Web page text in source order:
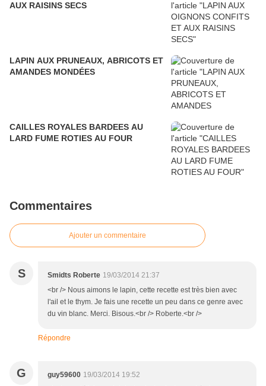
AUX RAISINS SECS
LAPIN AUX PRUNEAUX, ABRICOTS ET
AMANDES MONDÉES
CAILLES ROYALES BARDEES AU
LARD FUME ROTIES AU FOUR
Commentaires
Ajouter un commentaire
S Smidts Roberte 19/03/2014 21:37
<br /> Nous aimons le lapin, cette recette est très bien avec
l'ail et le thym. Je fais une recette un peu dans ce genre avec
du vin blanc. Merci. Bisous.<br /> Roberte.<br />
Répondre
G guy59600 19/03/2014 19:52